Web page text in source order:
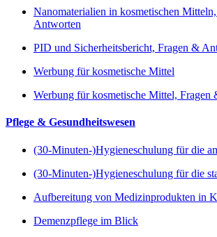
Nanomaterialien in kosmetischen
Antworten
PID und Sicherheitsbericht, Fragen &
Werbung für kosmetische Mittel
Werbung für kosmetische Mittel, Fragen
Pflege & Gesundheitswesen
(30-Minuten-)Hygieneschulung für die
(30-Minuten-)Hygieneschulung für die
Aufbereitung von Medizinprodukten in
Demenzpflege im Blick